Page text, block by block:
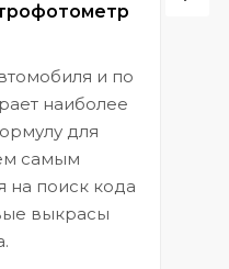
и по
наиболее
для
самым
на поиск кода
выкрасы